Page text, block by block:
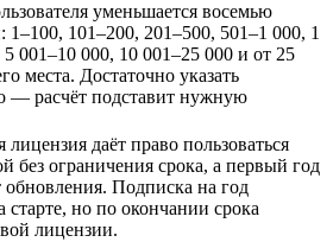
уменьшается восемью
1–100, 101–200, 201–500, 501–1 000, 1
001–10 000, 10 001–25 000 и от 25
места. Достаточно указать
— расчёт подставит нужную
лицензия даёт право пользоваться
без ограничения срока, а первый год
обновления. Подписка на год
старте, но по окончании срока
лицензии.